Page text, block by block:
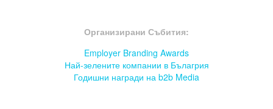
Организирани Събития:
Employer Branding Awards
Най-зелените компании в Бълагрия
Годишни награди на b2b Media